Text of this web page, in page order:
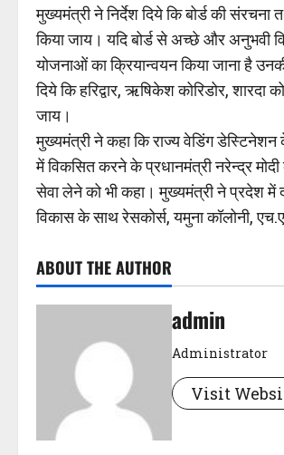
मुख्यमंत्री ने निर्देश दिये कि बोर्ड की संरचना
किया जाय। यदि बोर्ड से अच्छे और अनुभवी
योजनाओं का क्रियान्वयन किया जाना है
दिये कि हरिद्वार, ऋषिकेश कोरिडोर,
जाय।
मुख्यमंत्री ने कहा कि राज्य वेडिंग
में विकसित करने के प्रधानमंत्री नरेन्द्र
सेवा लेने को भी कहा। मुख्यमंत्री ने प्रदेश में
विकास के साथ रेसकोर्स, यमुना कॉलोनी,
ABOUT THE AUTHOR
admin
Administrator
Visit